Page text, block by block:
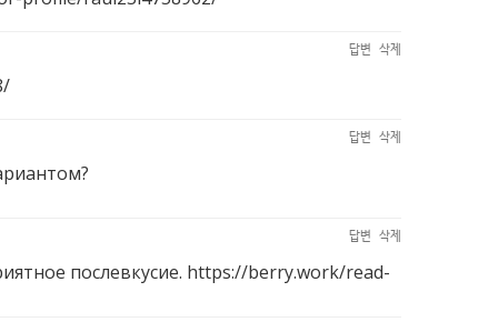
답변 삭제
답변 삭제
답변 삭제
послевкусие. https://berry.work/read-